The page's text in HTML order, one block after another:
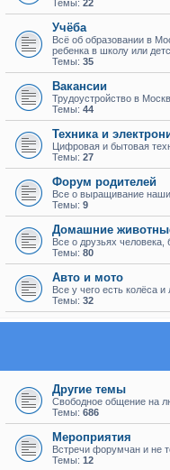
Темы: 22
Учёба
Всё об образовании в
ребенка в школу или
Темы: 35
Вакансии
Трудоустройство в
Темы: 44
Техника и
Цифровая и бытовая
Темы: 27
Форум родителей
Все о выращивание
Темы: 9
Домашние
Все о друзьях
Темы: 80
Авто и мото
Все у чего есть колёса
Темы: 32
Другие темы
Свободное общение на
Темы: 686
Мероприятия
Встречи форумчан и не
Темы: 12